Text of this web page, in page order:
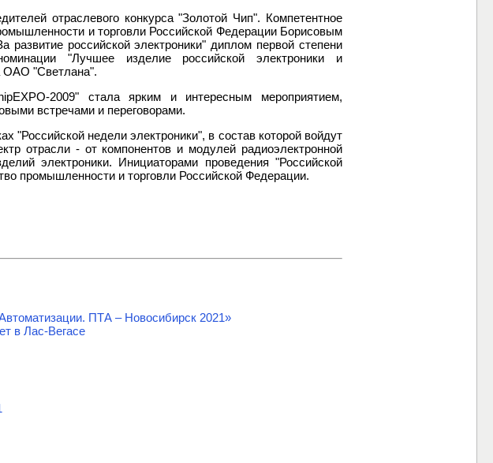
отраслевого конкурса "Золотой Чип". Компетентное
и торговли Российской Федерации Борисовым
российской электроники" диплом первой степени
"Лучшее изделие российской электроники и
ОАО "Светлана".
2009" стала ярким и интересным мероприятием,
встречами и переговорами.
"Российской недели электроники", в состав которой войдут
отрасли - от компонентов и модулей радиоэлектронной
электроники. Инициаторами проведения "Российской
промышленности и торговли Российской Федерации.
ПТА – Новосибирск 2021»
в Лас-Вегасе